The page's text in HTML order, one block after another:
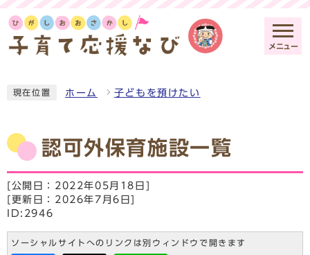
メニュー
現在位置 ホーム 子どもを預けたい
認可外保育施設一覧
[公開日：2022年05月18日]
[更新日：2026年7月6日]
ID:2946
ソーシャルサイトへのリンクは別ウィンドウで開きます